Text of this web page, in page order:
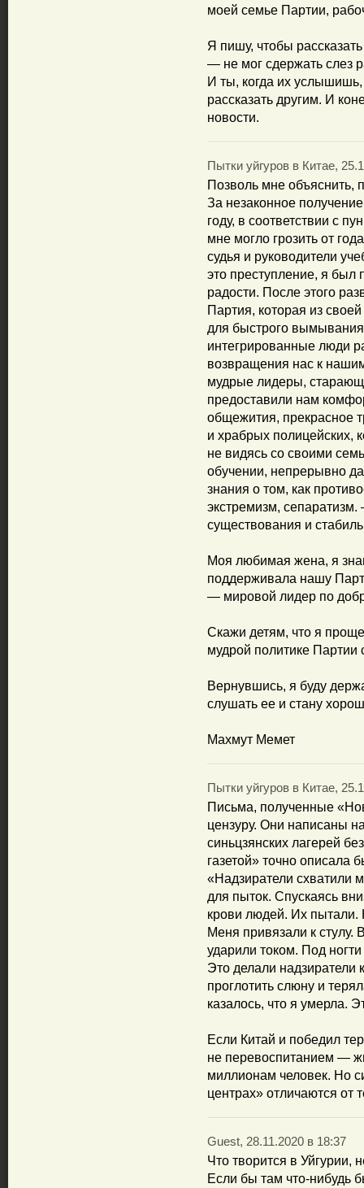
моей семье Партии,
Я пишу, чтобы
— не мог сдержать слез
И ты, когда их
рассказать другим. И
новости.
Пытки уйгуров в Китае,
Позволь мне объяснить,
За незаконное
году, в соответствии с
мне могло грозить от
судья и руководители
это преступление, я был
радости. После этого
Партия, которая из
для быстрого
интегрированные люди
возвращения нас к
мудрые лидеры,
предоставили нам
общежития, прекрасное
и храбрых полицейских,
не видясь со своими
обучении, непрерывно
знания о том, как
экстремизм,
существования и
Моя любимая жена, я
поддерживала нашу
— мировой лидер по
Скажи детям, что я
мудрой политике Партии
Вернувшись, я буду
слушать ее и стану
Махмут Мемет
Пытки уйгуров в Китае,
Письма, полученные
цензуру. Они написаны
синьцзянских лагерей
газетой» точно описала
«Надзиратели схватили
для пыток. Спускаясь
крови людей. Их
Меня привязали к
ударили током. Под
Это делали надзиратели
проглотить слюну и
казалось, что я умерла.
Если Китай и победил
не перевоспитанием —
миллионам человек. Но
центрах» отличаются от
Guest, 28.11.2020 в 18:37
Что творится в Уйгурии,
Если бы там что-нибудь